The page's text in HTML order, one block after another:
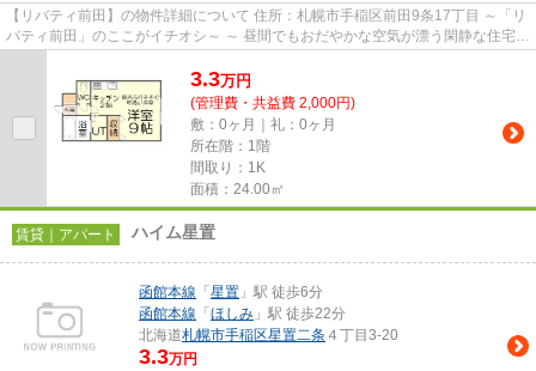
【リバティ前田】の物件詳細について 住所：札幌市手稲区前田9条17丁目 ～「リ
バティ前田」のここがイチオシ～ ～ 昼間でもおだやかな空気が漂う閑静な住宅街
3.3万円
(管理費・共益費 2,000円)
敷：0ヶ月｜礼：0ヶ月
所在階：1階
間取り：1K
面積：24.00㎡
賃貸｜アパート ハイム星置
函館本線 「 星置 」駅 徒歩6分
函館本線 「 ほしみ 」駅 徒歩22分
北海道札幌市手稲区星置二条 ４丁目3-20
3.3万円